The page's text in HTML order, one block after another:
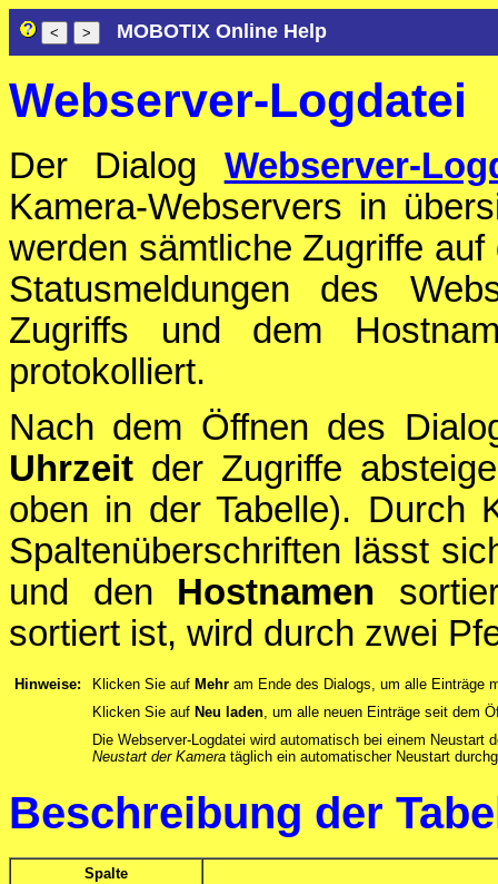
MOBOTIX Online Help
Webserver-Logdatei
Der Dialog Webserver-
Kamera-Webservers in
werden sämtliche Zugriffe
Statusmeldungen des
Zugriffs und dem
protokolliert.
Nach dem Öffnen des
Uhrzeit der Zugriffe
oben in der Tabelle). Durch
Spaltenüberschriften lässt
und den Hostnamen
sortiert ist, wird durch zwei
Hinweise: Klicken Sie auf Mehr am Ende des Dialogs, um alle Einträge
Klicken Sie auf Neu laden , um alle neuen Einträge seit dem
Die Webserver-Logdatei wird automatisch bei einem Neustart
Neustart der Kamera täglich ein automatischer Neustart
Beschreibung der
Spalte